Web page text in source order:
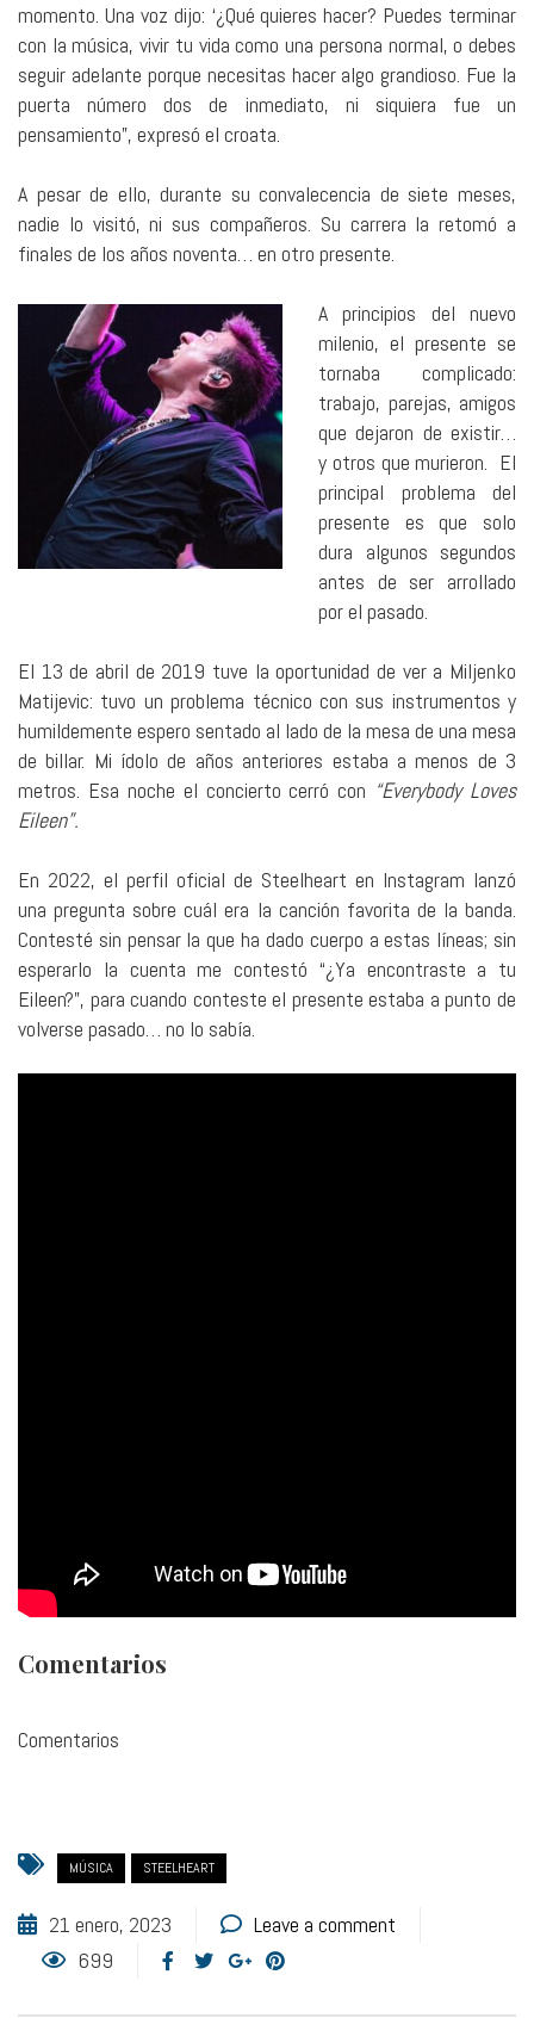
momento. Una voz dijo: ‘¿Qué quieres hacer? Puedes terminar
con la música, vivir tu vida como una persona normal, o debes
seguir adelante porque necesitas hacer algo grandioso. Fue la
puerta número dos de inmediato, ni siquiera fue un
pensamiento”, expresó el croata.
A pesar de ello, durante su convalecencia de siete meses,
nadie lo visitó, ni sus compañeros. Su carrera la retomó a
finales de los años noventa… en otro presente.
A principios del nuevo
milenio, el presente se
tornaba complicado:
trabajo, parejas, amigos
que dejaron de existir…
y otros que murieron. El
principal problema del
presente es que solo
dura algunos segundos
antes de ser arrollado
por el pasado.
El 13 de abril de 2019 tuve la oportunidad de ver a Miljenko
Matijevic: tuvo un problema técnico con sus instrumentos y
humildemente espero sentado al lado de la mesa de una mesa
de billar. Mi ídolo de años anteriores estaba a menos de 3
metros. Esa noche el concierto cerró con “Everybody Loves
Eileen”.
En 2022, el perfil oficial de Steelheart en Instagram lanzó
una pregunta sobre cuál era la canción favorita de la banda.
Contesté sin pensar la que ha dado cuerpo a estas líneas; sin
esperarlo la cuenta me contestó “¿Ya encontraste a tu
Eileen?”, para cuando conteste el presente estaba a punto de
volverse pasado… no lo sabía.
Comentarios
Comentarios
MÚSICA STEELHEART
21 enero, 2023
Leave a comment
699